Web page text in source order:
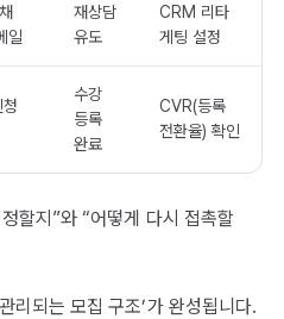
일
재상담
유도
CRM 리타
게팅 설정
청
수강
등록
완료
CVR(등록
전환율) 확인
할지”와 “어떻게 다시 접촉할
리되는 모집 구조’가 완성됩니다.